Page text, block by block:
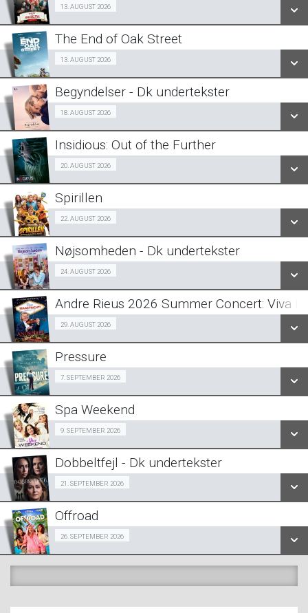
LÆS MERE
13. AUGUST 2026Billig-Bio premiere 13/08
SE ALLE DAGE
LÆS MERE
The End of Oak Street
13. AUGUST 2026
SE ALLE DAGE
LÆS MERE
Begyndelser - Dk undertekster
18. AUGUST 2026Halv-pris event 18/08
SE ALLE DAGE
LÆS MERE
Insidious: Out of the Further
20. AUGUST 2026
SE ALLE DAGE
LÆS MERE
Spirillen
22. AUGUST 2026Forpremiere 22/08
SE ALLE DAGE
LÆS MERE
Nøjsomheden - Dk undertekster
24. AUGUST 2026Forpremiere 24/08
SE ALLE DAGE
LÆS MERE
Andre Rieus 2026 Summer Concert: Viva
29. AUGUST 2026
SE ALLE DAGE
LÆS MERE
Pressure
7. SEPTEMBER 2026Halv-pris event 07/09
SE ALLE DAGE
LÆS MERE
Spa Weekend
9. SEPTEMBER 2026Girls Night Out 09/09
SE ALLE DAGE
LÆS MERE
Dobbeltfejl - Dk undertekster
21. SEPTEMBER 2026Forpremiere 21/09
SE ALLE DAGE
LÆS MERE
Offroad
26. SEPTEMBER 2026Snigpremiere 26/09